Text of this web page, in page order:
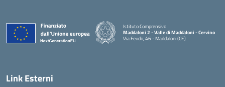
Istituto Comprensivo
Maddaloni 2 - Valle di Maddaloni - Cervino
Via Feudo, 46 - Maddaloni (CE)
Link Esterni